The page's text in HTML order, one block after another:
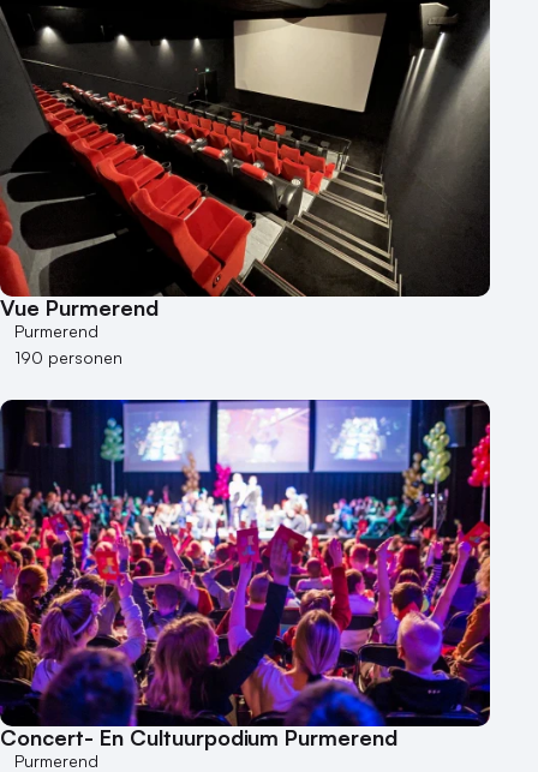
1 - 50 personen
50 - 100 personen
100 - 250 personen
250 - 500 personen
500+ personen
Bijzondere locaties
Buitenlocatie
Duurzame locatie
Groene locatie
Heisessie
Hotel
Hybride events
Industriële locatie
Kasteel en landgoed
Kleine / intieme locatie
Locaties aan zee
Museum
Theater
Varende locatie
Vue Purmerend
Purmerend
190 personen
Concert- En Cultuurpodium Purmerend
Purmerend